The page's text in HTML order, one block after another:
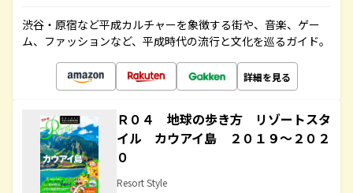
渋谷・原宿など平成カルチャーを象徴する街や、音楽、ゲー
ム、ファッションなど、平成時代の流行と文化を巡るガイド。
詳細を見る
Ｒ０４ 地球の歩き方 リゾートスタ
イル カウアイ島 ２０１９～２０２
０
Resort Style